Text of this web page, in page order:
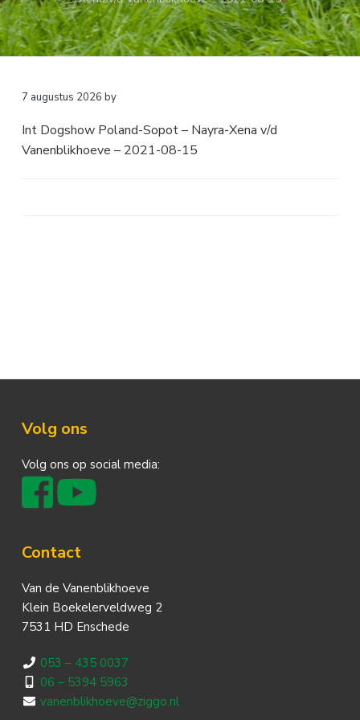
a
v
i
o
u
d
k
s
t
7 augustus 2026 by
Int Dogshow Poland-Sopot – Nayra-Xena v/d
Vanenblikhoeve – 2021-08-15
Footer
Volg ons
Volg ons op social media:
Contact
Van de Vanenblikhoeve
Klein Boekelerveldweg 2
7531 HD Enschede
053 – 435 0037
06 – 5394 5963
vanenblikhoeve@ziggo.nl